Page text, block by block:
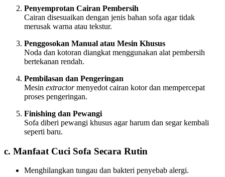
Penyemprotan Cairan Pembersih
Cairan disesuaikan dengan jenis bahan sofa agar tidak
merusak warna atau tekstur.
Penggosokan Manual atau Mesin Khusus
Noda dan kotoran diangkat menggunakan alat pembersih
bertekanan rendah.
Pembilasan dan Pengeringan
Mesin extractormenyedot cairan kotor dan mempercepat
proses pengeringan.
Finishing dan Pewangi
Sofa diberi pewangi khusus agar harum dan segar kembali
seperti baru.
c. Manfaat Cuci Sofa Secara Rutin
Menghilangkan tungau dan bakteri penyebab alergi.